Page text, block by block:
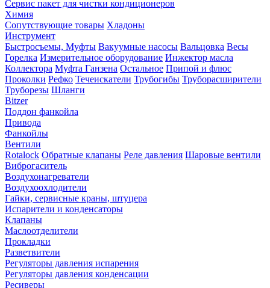
Сервис пакет для чистки кондиционеров
Химия
Сопутствующие товары Хладоны
Инструмент
Быстросъемы, Муфты Вакуумные насосы Вальцовка Весы
Горелка Измерительное оборудование Инжектор масла
Коллектора Муфта Ганзена Остальное Припой и флюс
Проколки Рефко Течеискатели Трубогибы Труборасширители
Труборезы Шланги
Bitzer
Поддон фанкойла
Привода
Фанкойлы
Вентили
Rotalock Обратные клапаны Реле давления Шаровые вентили
Виброгаситель
Воздухонагреватели
Воздухоохлодители
Гайки, сервисные краны, штуцера
Испарители и конденсаторы
Клапаны
Маслоотделители
Прокладки
Разветвители
Регуляторы давления испарения
Регуляторы давления конденсации
Ресиверы